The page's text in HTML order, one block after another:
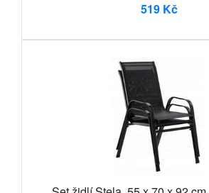
519 Kč